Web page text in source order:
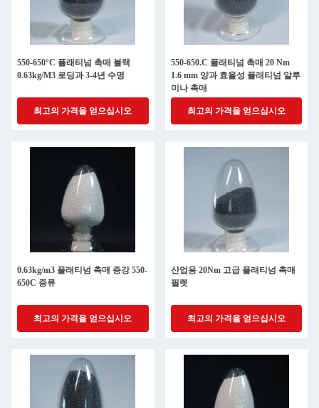
550-650°C 플래티넘 촉매 블랙
0.63kg/M3 로딩과 3-4년 수명
최고의 가격을 얻으십시오
550-650.C 플래티넘 촉매 20 Nm
1.6 mm 양과 효율성 플래티넘 알루
미나 촉매
최고의 가격을 얻으십시오
0.63kg/m3 플래티넘 촉매 증강 550-
650C 증류
최고의 가격을 얻으십시오
산업용 20Nm 고급 플래티넘 촉매
필렛
최고의 가격을 얻으십시오